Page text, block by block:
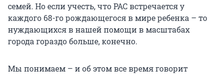
семей. Но если учесть, что РАС встречается у
каждого 68-го рождающегося в мире ребенка – то
нуждающихся в нашей помощи в масштабах
города гораздо больше, конечно.
Мы понимаем – и об этом все время говорит